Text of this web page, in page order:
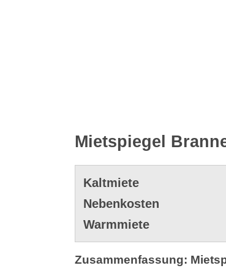
Mietspiegel
Kaltmiete
Nebenkosten
Warmmiete
Zusammenfassung: